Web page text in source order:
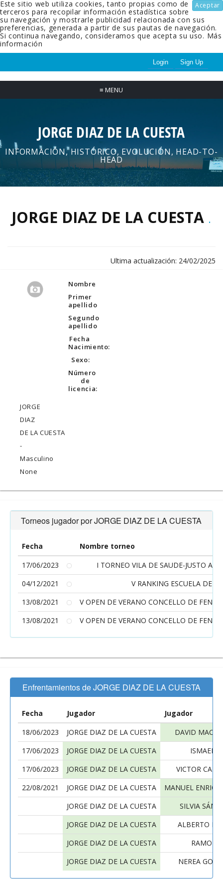
Aceptar
Este sitio web utiliza cookies, tanto propias como de
terceros para recopilar información estadística sobre
su navegación y mostrarle publicidad relacionada con sus
preferencias, generada a partir de sus pautas de navegación.
Si continua navegando, consideramos que acepta su uso. Más
información
Login Sign Up
≡ MENU
JORGE DIAZ DE LA CUESTA
INFORMACIÓN, HISTÓRICO, EVOLUCIÓN, HEAD-TO-
HEAD
JORGE DIAZ DE LA CUESTA .
Ultima actualización: 24/02/2025
Nombre
Primer
apellido
Segundo
apellido
Fecha
Nacimiento:
Sexo:
Número
de
licencia:
JORGE
DIAZ
DE LA CUESTA
-
Masculino
None
Torneos jugador por JORGE DIAZ DE LA CUESTA
Fecha
Nombre torneo
17/06/2023
I TORNEO VILA DE SAUDE-JUSTO AL
04/12/2021
V RANKING ESCUELA DE
13/08/2021
V OPEN DE VERANO CONCELLO DE FENE
13/08/2021
V OPEN DE VERANO CONCELLO DE FENE
Enfrentamientos de JORGE DIAZ DE LA CUESTA
Fecha Jugador
Jugador
18/06/2023
JORGE DIAZ DE LA CUESTA
DAVID
17/06/2023
JORGE DIAZ DE LA CUESTA
ISMAEL
17/06/2023
JORGE DIAZ DE LA CUESTA
VICTOR
22/08/2021
JORGE DIAZ DE LA CUESTA
MANUEL
JORGE DIAZ DE LA CUESTA
SILVIA
JORGE DIAZ DE LA CUESTA
ALBERTO
JORGE DIAZ DE LA CUESTA
RAMON
JORGE DIAZ DE LA CUESTA
NEREA